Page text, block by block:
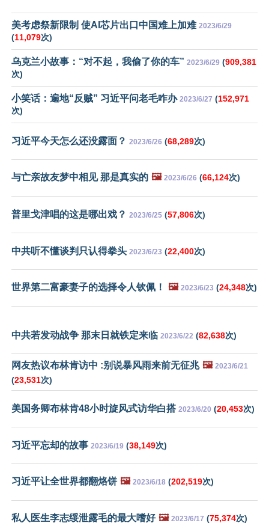
美考虑祭新限制 使AI芯片出口中国难上加难 2023/6/29
(11,079次)
乌克兰小故事：“对不起，我偷了你的车” 2023/6/29 (909,381
次)
小笑话：遍地“反贼” 习近平问老毛咋办 2023/6/27 (152,971
次)
习近平今天怎么还没露面？ 2023/6/26 (68,289次)
与亡亲故友梦中相见 那是真实的 🖼️ 2023/6/26 (66,124次)
普里戈津唱的这是哪出戏？ 2023/6/25 (57,806次)
中共听不懂谈判只认得拳头 2023/6/23 (22,400次)
世界第二富豪妻子的选择令人钦佩！ 🖼️ 2023/6/23 (24,348次)
中共若发动战争 那末日就铁定来临 2023/6/22 (82,638次)
网友热议布林肯访中 :别说暴风雨来前无征兆 🖼️ 2023/6/21
(23,531次)
美国务卿布林肯48小时旋风式访华白搭 2023/6/20 (20,453次)
习近平忘却的故事 2023/6/19 (38,149次)
习近平让全世界都翻烙饼 🖼️ 2023/6/18 (202,519次)
私人医生李志绥泄露毛的最大嗜好 🖼️ 2023/6/17 (75,374次)